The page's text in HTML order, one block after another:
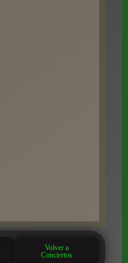
Volver a
Conciertos